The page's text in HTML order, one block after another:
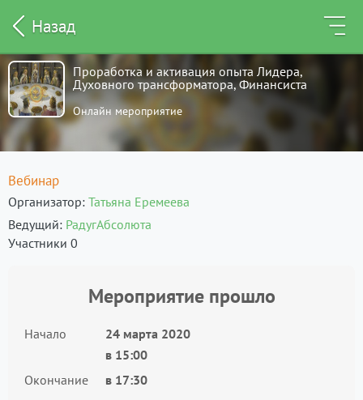
Назад
Проработка и активация опыта Лидера,
Духовного трансформатора, Финансиста
Онлайн мероприятие
Вебинар
Организатор Татьяна Еремеева
Ведущий РадугАбсолюта
Участники 0
Мероприятие прошло
Начало
24 марта 2020
в 15:00
Окончание
в 17:30